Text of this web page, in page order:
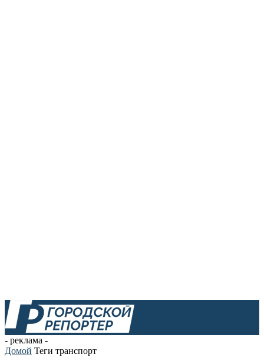
- реклама -
Домой Теги транспорт